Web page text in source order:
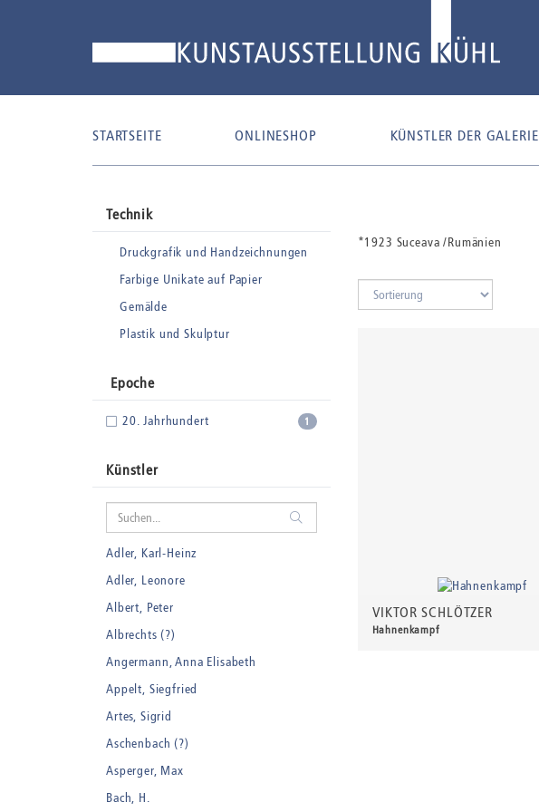
STARTSEITE ONLINESHOP KÜNSTLER DER GALERIE
*1923 Suceava /Rumänien
VIKTOR SCHLÖTZER
Hahnenkampf
Technik
Druckgrafik und Handzeichnungen
Farbige Unikate auf Papier
Gemälde
Plastik und Skulptur
Epoche
1
20. Jahrhundert
Künstler
Adler, Karl-Heinz
Adler, Leonore
Albert, Peter
Albrechts (?)
Angermann, Anna Elisabeth
Appelt, Siegfried
Artes, Sigrid
Aschenbach (?)
Asperger, Max
Bach, H.